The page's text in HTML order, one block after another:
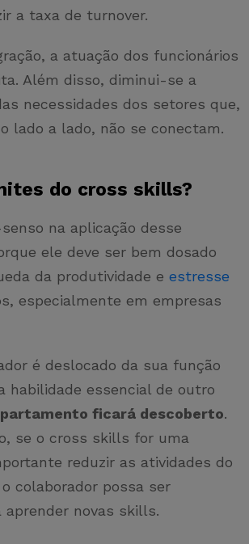
a taxa de turnover.
a atuação dos funcionários
Além disso, diminui-se a
necessidades dos setores que,
lado a lado, não se conectam.
do cross skills?
na aplicação desse
ele deve ser bem dosado
da produtividade e estresse
especialmente em empresas
é deslocado da sua função
habilidade essencial de outro
ficará descoberto.
se o cross skills for uma
reduzir as atividades do
colaborador possa ser
aprender novas skills.